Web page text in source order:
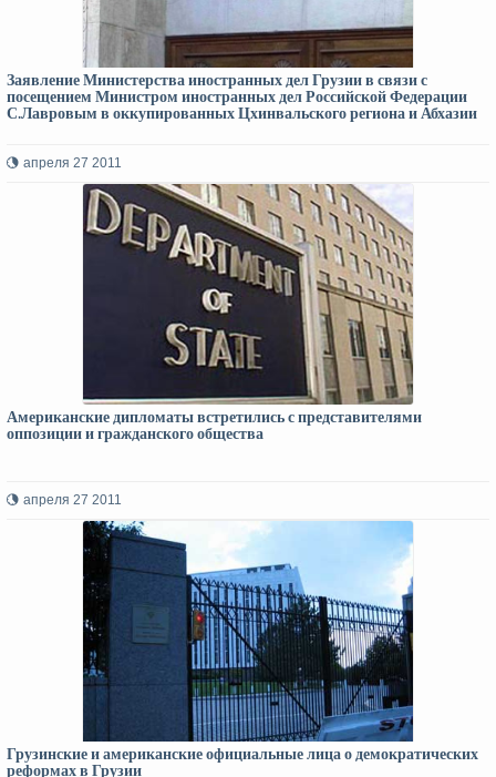
Заявление Министерства иностранных дел Грузии в связи с
посещением Министром иностранных дел Российской Федерации
С.Лавровым в оккупированных Цхинвальского региона и Абхазии
апреля 27 2011
Американские дипломаты встретились с представителями
оппозиции и гражданского общества
апреля 27 2011
Грузинские и американские официальные лица о демократических
реформах в Грузии